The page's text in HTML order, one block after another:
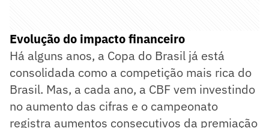
Evolução do impacto financeiro
Há alguns anos, a Copa do Brasil já está
consolidada como a competição mais rica do
Brasil. Mas, a cada ano, a CBF vem investindo
no aumento das cifras e o campeonato
registra aumentos consecutivos da premiação